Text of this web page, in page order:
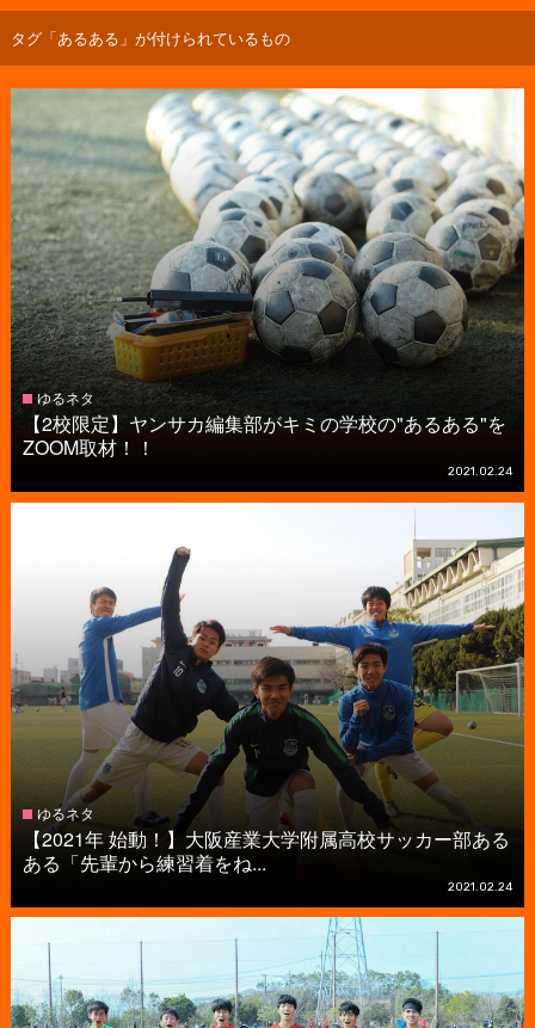
タグ「あるある」が付けられているもの
ゆるネタ
【2校限定】ヤンサカ編集部がキミの学校の"あるある"を
ZOOM取材！！
2021.02.24
ゆるネタ
【2021年 始動！】大阪産業大学附属高校サッカー部ある
ある「先輩から練習着をね...
2021.02.24